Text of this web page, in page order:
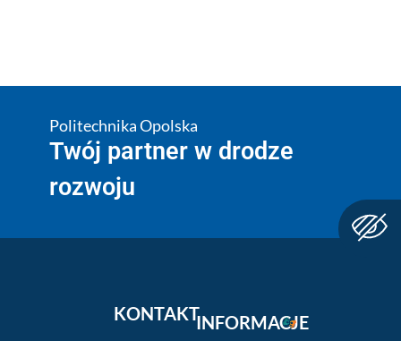
Politechnika Opolska
Twój partner w drodze
rozwoju
KONTAKTINFORMACJE